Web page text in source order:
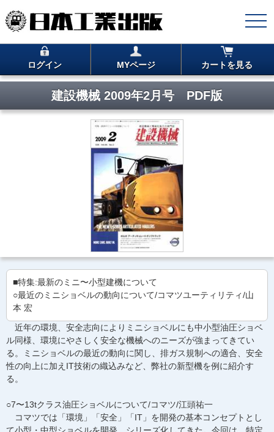
ログイン MYページ カートを見る
建設機械 2009年2月号 PDF版
■特集:最新のミニ〜小型建機について
○最近のミニショベルの動向について/コマツユーティリティ/山
本 宏
近年の環境、安全志向によりミニショベルにも中小型油圧ショベ
ル同様、環境にやさしく安全な機械へのニーズが強まってきてい
る。ミニショベルの最近の動向に関し、排ガス規制への適合、安全
性の向上に加えIT技術の織込みなど、弊社の新型機を例に紹介す
る。
○7〜13tクラス油圧ショベルについて/コマツ/江頭祐一
コマツでは「環境」「安全」「IT」を開発の基本コンセプトとし